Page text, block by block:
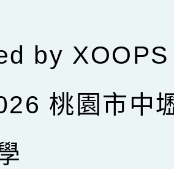
by XOOPS
桃園市中